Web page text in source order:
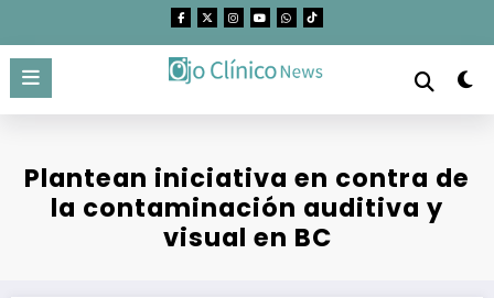
contenido
Plantean iniciativa en contra de
la contaminación auditiva y
visual en BC